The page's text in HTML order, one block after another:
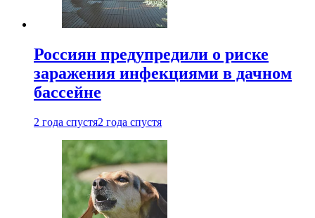
Россиян предупредили о риске
заражения инфекциями в дачном
бассейне
2 года спустя2 года спустя